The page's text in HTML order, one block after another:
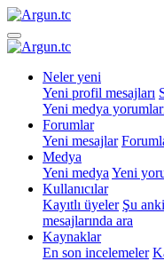
Neler yeni
Yeni profil mesajları
Yeni medya
Forumlar
Yeni mesajlar
Medya
Yeni medya Yeni
Kullanıcılar
Kayıtlı üyeler Şu
mesajlarında ara
Kaynaklar
En son incelemeler